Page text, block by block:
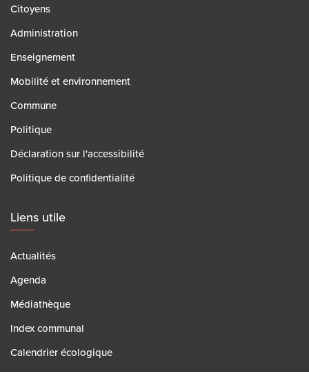
Citoyens
Administration
Enseignement
Mobilité et environnement
Commune
Politique
Déclaration sur l'accessibilité
Politique de confidentialité
Liens utile
Actualités
Agenda
Médiathèque
Index communal
Calendrier écologique
Contact